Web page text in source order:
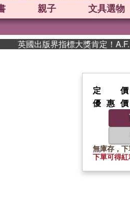
親子 文具選物
英國出版界指標大獎肯定！A.F.
定價
優惠價
無庫存，
下單可得